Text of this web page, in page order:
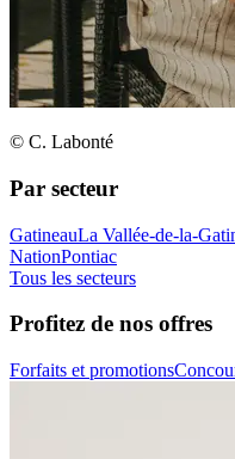
© C. Labonté
Par secteur
GatineauLa Vallée-de-la-
NationPontiac
Tous les secteurs
Profitez de nos offres
Forfaits et promotions